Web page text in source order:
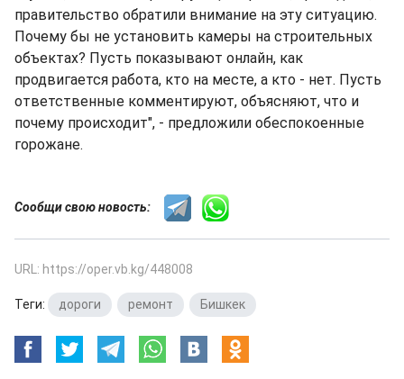
правительство обратили внимание на эту ситуацию.
Почему бы не установить камеры на строительных
объектах? Пусть показывают онлайн, как
продвигается работа, кто на месте, а кто - нет. Пусть
ответственные комментируют, объясняют, что и
почему происходит", - предложили обеспокоенные
горожане.
Сообщи свою новость:
URL: https://oper.vb.kg/448008
Теги: дороги ремонт Бишкек